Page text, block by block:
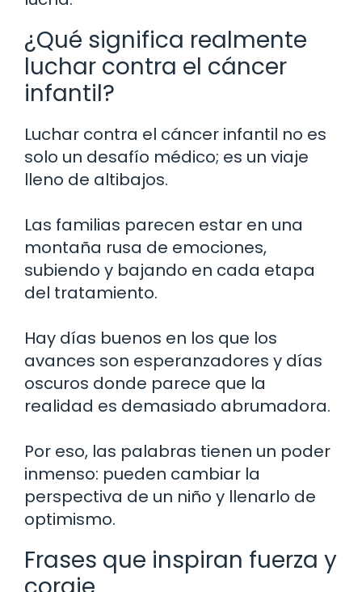
¿Qué significa realmente
luchar contra el cáncer
infantil?
Luchar contra el cáncer infantil no es
solo un desafío médico; es un viaje
lleno de altibajos.
Las familias parecen estar en una
montaña rusa de emociones,
subiendo y bajando en cada etapa
del tratamiento.
Hay días buenos en los que los
avances son esperanzadores y días
oscuros donde parece que la
realidad es demasiado abrumadora.
Por eso, las palabras tienen un poder
inmenso: pueden cambiar la
perspectiva de un niño y llenarlo de
optimismo.
Frases que inspiran fuerza y